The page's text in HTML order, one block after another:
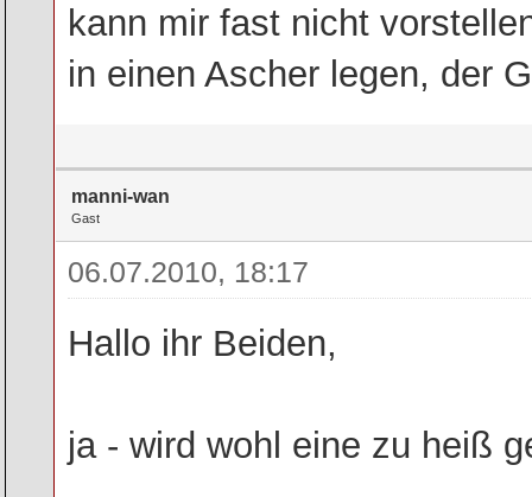
kann mir fast nicht
in einen Ascher legen, der
manni-wan
Gast
06.07.2010, 18:17
Hallo ihr Beiden,
ja - wird wohl eine zu heiß